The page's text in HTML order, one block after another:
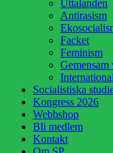
Uttalanden
Antirasism
Facket
Feminism
Gemensam
Socialistiska
Kongress 2026
Webbshop
Bli medlem
Kontakt